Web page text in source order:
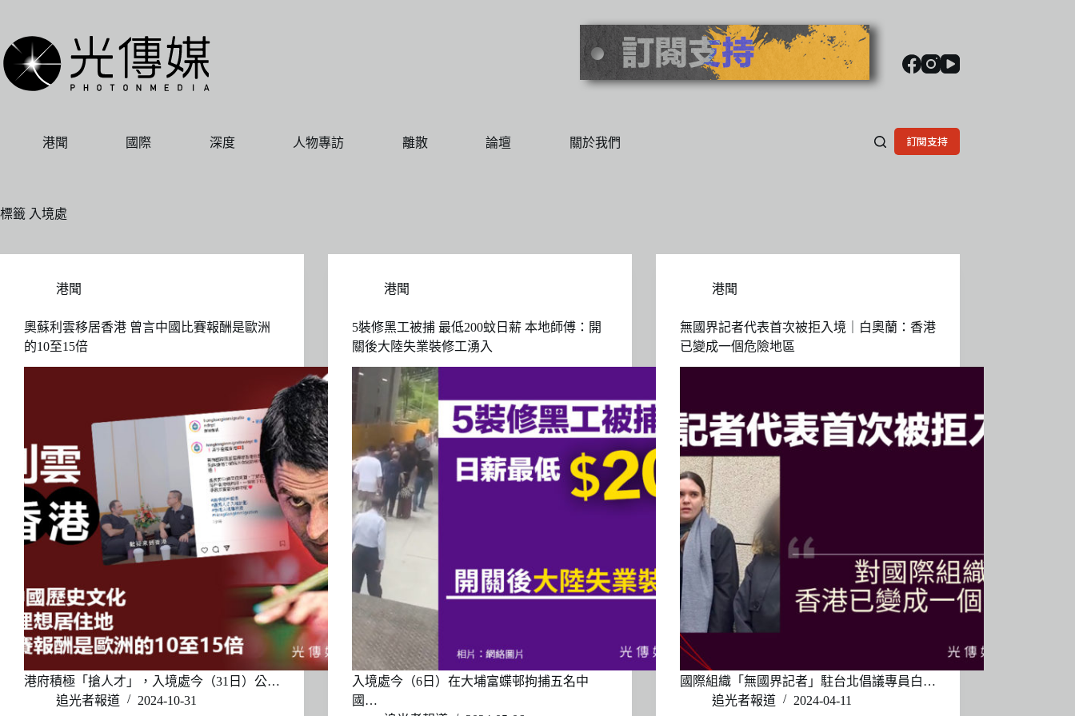
主
要
內
港聞 國際 深度 人物專訪 離散 論壇 關於我們 訂閱支持
標籤 入境處
港聞
奧蘇利雲移居香港 曾言中國比賽報酬是歐洲
的10至15倍
港府積極「搶人才」，入境處今（31日）公…
追光者報道
2024-10-31
港聞
5裝修黑工被捕 最低200蚊日薪 本地師傅：開
關後大陸失業裝修工湧入
入境處今（6日）在大埔富蝶邨拘捕五名中
國…
港聞
無國界記者代表首次被拒入境｜白奧蘭：香港
已變成一個危險地區
國際組織「無國界記者」駐台北倡議專員白…
追光者報道
2024-04-11